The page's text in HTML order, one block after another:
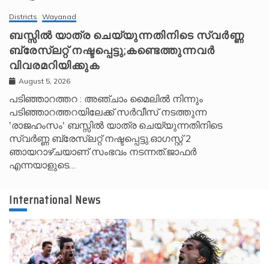
Districts Wayanad
ബസ്സിൽ യാത്ര ചെയ്യുന്നതിനിടെ സ്വർണ്ണ
ബ്രേസ്‌ലറ്റ് നഷ്ടപ്പെട്ടു;കണ്ടെത്തുന്നവർ
വിവരമറിയിക്കുക
August 5, 2026
പടിഞ്ഞാറത്തറ : അഞ്ചാം മൈലിൽ നിന്നും
പടിഞ്ഞാറത്തറയിലേക്ക് സർവീസ് നടത്തുന്ന
'രാജഹംസം' ബസ്സിൽ യാത്ര ചെയ്യുന്നതിനിടെ
സ്വർണ്ണ ബ്രേസ്‌ലറ്റ് നഷ്ടപ്പെട്ടു.ഓഗസ്റ്റ് 2
ഞായറാഴ്ചയാണ് സംഭവം നടന്നത്.ജാഫർ
എന്നയാളുടെ…
International News